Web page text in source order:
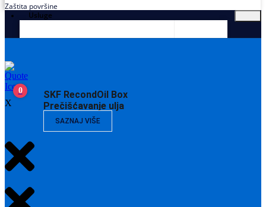
Zaštita površine
Usluge
SKF RecondOil Box
Prečišćavanje ulja
SAZNAJ VIŠE
0
X